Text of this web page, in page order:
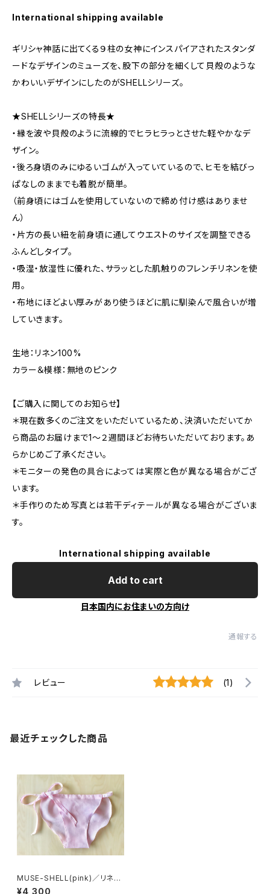
International shipping available
ギリシャ神話に出てくる９柱の女神にインスパイアされたスタンダ
ードなデザインのミューズを、股下の部分を細くして貝殻のような
かわいいデザインにしたのがSHELLシリーズ。
★SHELLシリーズの特長★
・縁を波や貝殻のように流線的でヒラヒラっとさせた軽やかなデ
ザイン。
・後ろ身頃のみにゆるいゴムが入っていているので、ヒモを結びっ
ぱなしのままでも着脱が簡単。
（前身頃にはゴムを使用していないので締め付け感はありませ
ん）
・片方の長い紐を前身頃に通してウエストのサイズを調整できる
ふんどしタイプ。
・吸湿・放湿性に優れた、サラッとした肌触りのフレンチリネンを使
用。
・布地にほどよい厚みがあり使うほどに肌に馴染んで風合いが増
していきます。
生地：リネン100%
カラー＆模様：無地のピンク
【ご購入に関してのお知らせ】
＊現在数多くのご注文をいただいているため、決済いただいてか
ら商品のお届けまで1〜２週間ほどお待ちいただいております。あ
らかじめご了承ください。
＊モニターの発色の具合によっては実際と色が異なる場合がござ
います。
＊手作りのため写真とは若干ディテールが異なる場合がございま
す。
International shipping available
Add to cart
日本国内にお住まいの方向け
通報する
レビュー (1)
最近チェックした商品
MUSE-SHELL(pink)／リネン
100%
¥4,300